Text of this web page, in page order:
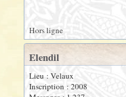
Hors ligne
Elendil
Lieu : Velaux
Inscription : 2008